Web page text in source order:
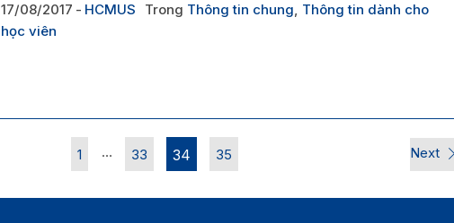
17/08/2017 HCMUS Trong Thông tin chung, Thông tin dành cho
học viên
1 … 33 34 35 Next